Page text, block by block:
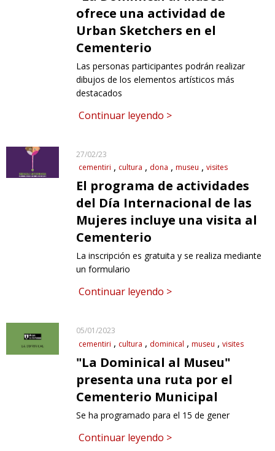
RESPONSABILIDAD SOCIALofrece una actividad de
Urban Sketchers en el
Cementerio
Las personas participantes podrán realizar
dibujos de los elementos artísticos más
destacados
Continuar leyendo >
27/02/23
cementiri
cultura dona museu visites
El programa de actividades
del Día Internacional de las
Mujeres incluye una visita al
Cementerio
La inscripción es gratuita y se realiza mediante
un formulario
Continuar leyendo >
05/01/2023
cementiri
cultura dominical museu visites
"La Dominical al Museu"
presenta una ruta por el
Cementerio Municipal
Se ha programado para el 15 de gener
Continuar leyendo >